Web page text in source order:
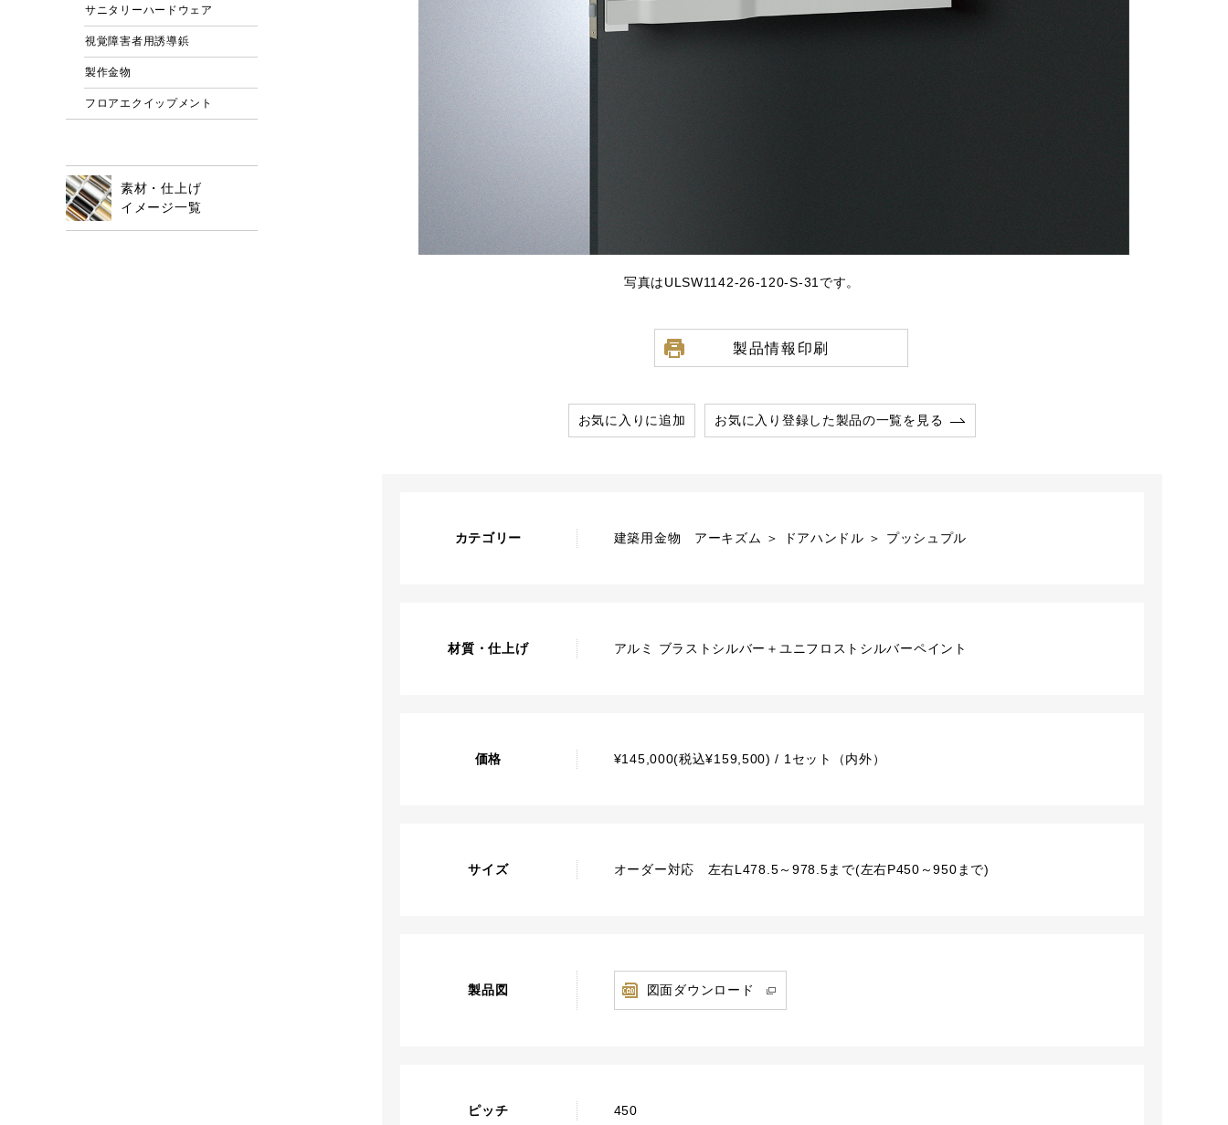
写真はULSW1142-26-120-S-31です。
製品情報印刷
お気に入りに追加 お気に入り登録した製品の一覧を見る
カテゴリー 建築用金物 アーキズム ＞ ドアハンドル ＞ プッシュプル
材質・仕上げ アルミ ブラストシルバー＋ユニフロストシルバーペイント
価格 ¥145,000(税込¥159,500) / 1セット（内外）
サイズ オーダー対応 左右L478.5～978.5まで(左右P450～950まで)
製品図 図面ダウンロード
ピッチ 450
サニタリーハードウェア
視覚障害者用誘導鋲
製作金物
フロアエクイップメント
素材・仕上げ
イメージ一覧